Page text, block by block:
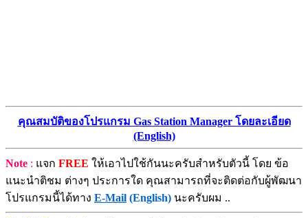
คุณสมบัติของโปรแกรม Gas Station Manager โดยละเอียด
(English)
Note : แจก FREE ให้เอาไปใช้กันนะครับสำหรับตัวนี้ โดย ข้อ
แนะนำติชม ต่างๆ ประการใด คุณสามารถที่จะติดต่อกับผู้พัฒนา
โปรแกรมนี้ได้ทาง E-Mail (English) นะครับผม ..